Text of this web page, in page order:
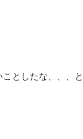
としたな、、、